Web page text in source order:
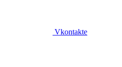
Vkontakte